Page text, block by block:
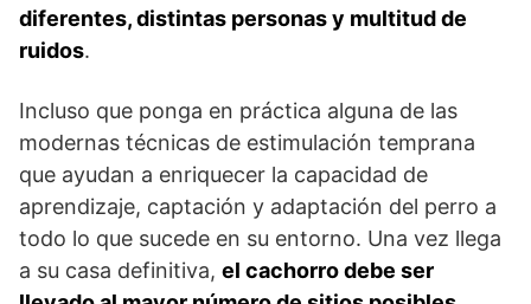
diferentes, distintas personas y multitud de
ruidos.
Incluso que ponga en práctica alguna de las
modernas técnicas de estimulación temprana
que ayudan a enriquecer la capacidad de
aprendizaje, captación y adaptación del perro a
todo lo que sucede en su entorno. Una vez llega
a su casa definitiva, el cachorro debe ser